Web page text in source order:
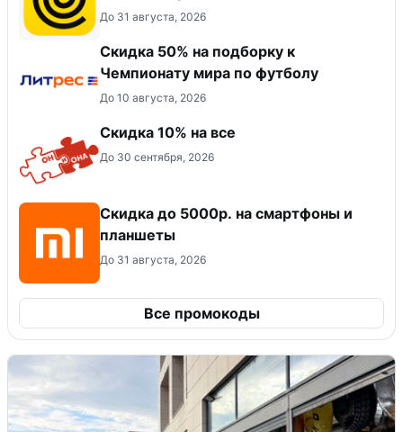
До 31 августа, 2026
Скидка 50% на подборку к
Чемпионату мира по футболу
До 10 августа, 2026
Скидка 10% на все
До 30 сентября, 2026
Скидка до 5000р. на смартфоны и
планшеты
До 31 августа, 2026
Все промокоды